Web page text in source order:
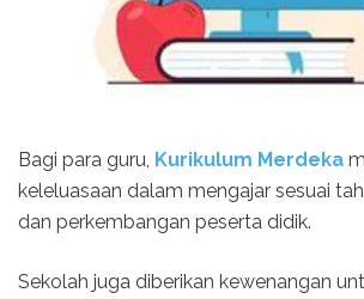
Bagi para guru, Kurikulum Merdeka
keleluasaan dalam mengajar sesuai
dan perkembangan peserta didik.
Sekolah juga diberikan kewenangan